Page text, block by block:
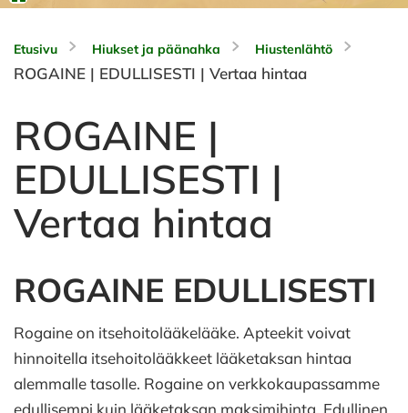
Etusivu Hiukset ja päänahka Hiustenlähtö
ROGAINE | EDULLISESTI | Vertaa hintaa
ROGAINE |
EDULLISESTI |
Vertaa hintaa
ROGAINE EDULLISESTI
Rogaine on itsehoitolääkelääke. Apteekit voivat
hinnoitella itsehoitolääkkeet lääketaksan hintaa
alemmalle tasolle. Rogaine on verkkokaupassamme
edullisempi kuin lääketaksan maksimihinta. Edullinen